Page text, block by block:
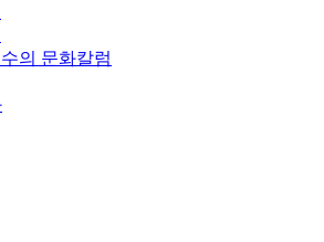
의 문화칼럼